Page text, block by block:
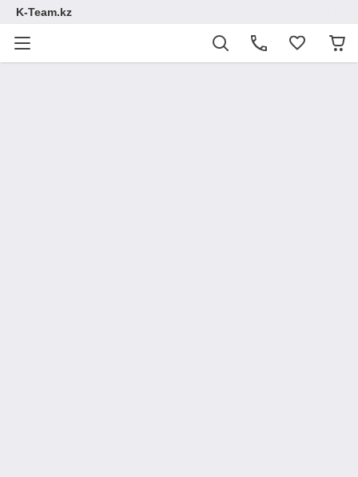
K-Team.kz